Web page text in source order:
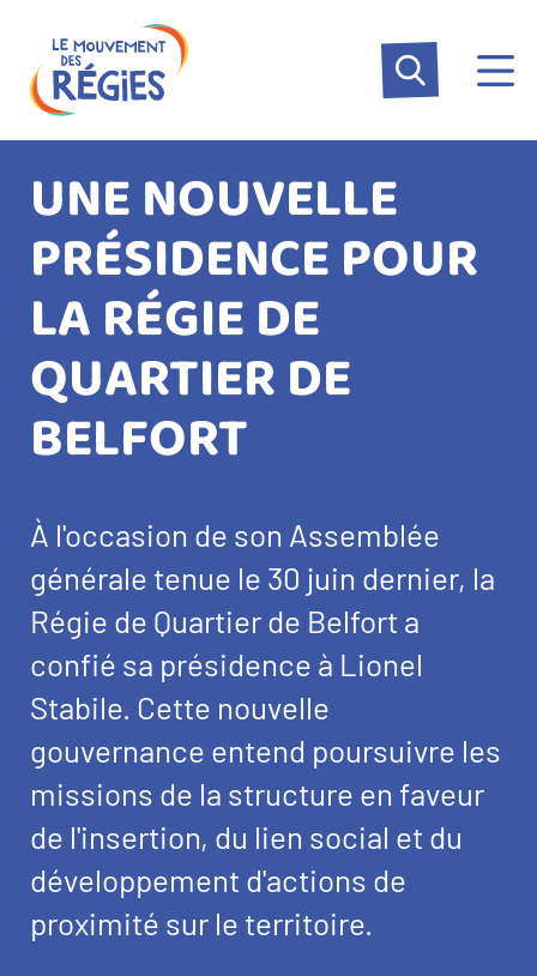
contenu
principal
UNE NOUVELLE
PRÉSIDENCE POUR
LA RÉGIE DE
QUARTIER DE
BELFORT
À l'occasion de son Assemblée
générale tenue le 30 juin dernier, la
Régie de Quartier de Belfort a
confié sa présidence à Lionel
Stabile. Cette nouvelle
gouvernance entend poursuivre les
missions de la structure en faveur
de l'insertion, du lien social et du
développement d'actions de
proximité sur le territoire.